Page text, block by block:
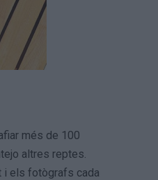
més de 100
altres reptes.
i els fotògrafs cada